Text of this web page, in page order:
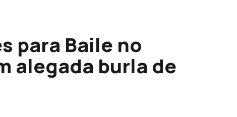
para Baile no
alegada burla de